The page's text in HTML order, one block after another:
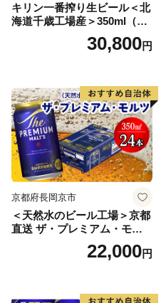
キリン一番搾り生ビール＜北
海道千歳工場産＞350ml（24
30,800円
京都府長岡京市
＜天然水のビール工場＞京都
直送 ザ・プレミアム・モル
ツ 350ml×24本 プレモル [149
22,000円